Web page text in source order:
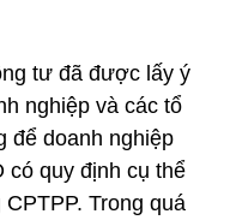
tư đã được lấy ý
nghiệp và các tổ
để doanh nghiệp
có quy định cụ thể
Trong quá